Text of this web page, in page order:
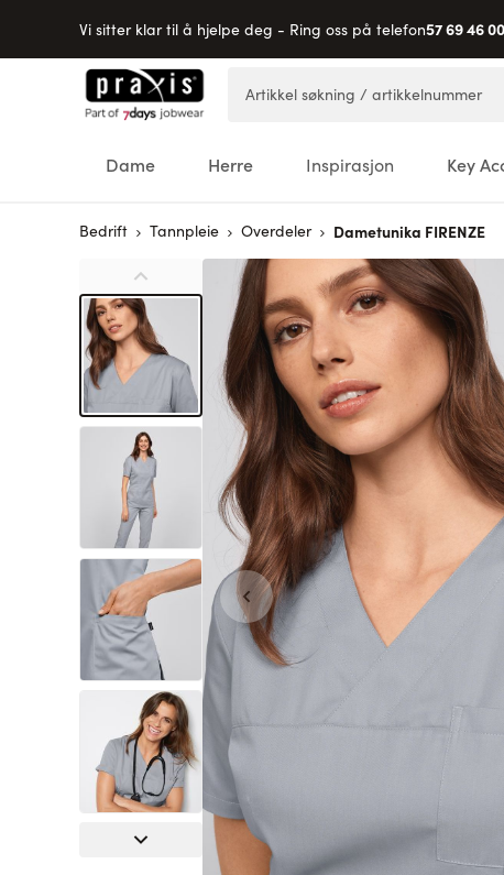
Vi sitter klar til å hjelpe deg - Ring oss på telefon57 69 46 00
Hopp til innhold
Dame Herre Inspirasjon Key
Bedrift Tannpleie Overdeler Dametunika FIRENZE